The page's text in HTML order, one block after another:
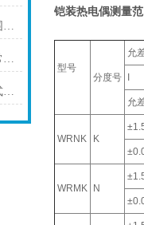
仪川仪表涡街流量计的应用范围主要包括以下几个方面
上海仪川雷达料位计其结构通常由以下部分组成
上海仪川电磁流量计按显示方式分类
铠装热电偶测量
型号
分度号
允
允
WRNK K
WRMK N